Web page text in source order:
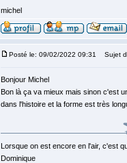
michel
Posté le: 09/02/2022 09:31 Sujet
Bonjour Michel
Bon là ça va mieux mais sinon c'est
dans l'histoire et la forme est très
Lorsque on est encore en l'air, c'est
Dominique